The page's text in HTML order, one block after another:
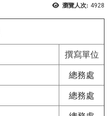
瀏覽人次: 4928
撰寫單位
總務處
總務處